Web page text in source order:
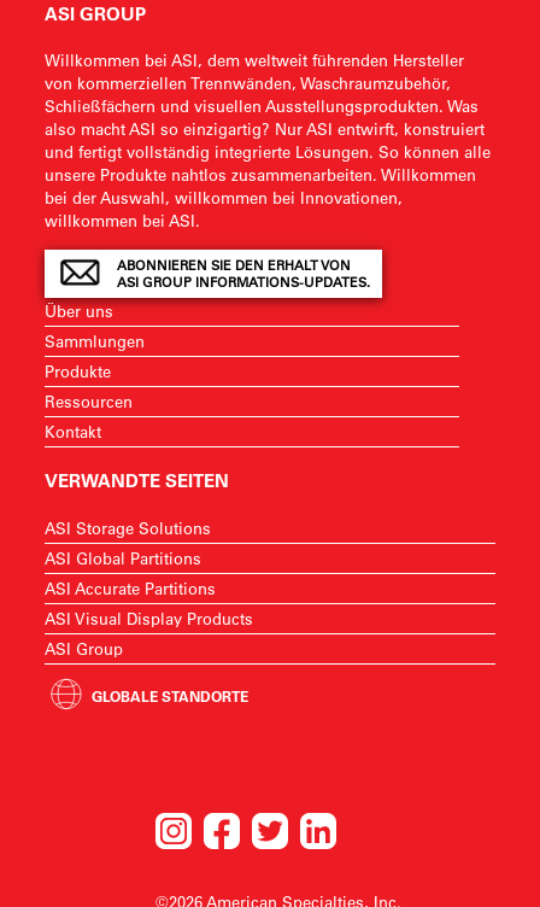
ASI GROUP
Willkommen bei ASI, dem weltweit führenden Hersteller
von kommerziellen Trennwänden, Waschraumzubehör,
Schließfächern und visuellen Ausstellungsprodukten. Was
also macht ASI so einzigartig? Nur ASI entwirft, konstruiert
und fertigt vollständig integrierte Lösungen. So können alle
unsere Produkte nahtlos zusammenarbeiten. Willkommen
bei der Auswahl, willkommen bei Innovationen,
willkommen bei ASI.
ABONNIEREN SIE DEN ERHALT VON
ASI GROUP INFORMATIONS-UPDATES.
Über uns
Sammlungen
Produkte
Ressourcen
Kontakt
VERWANDTE SEITEN
ASI Storage Solutions
ASI Global Partitions
ASI Accurate Partitions
ASI Visual Display Products
ASI Group
GLOBALE STANDORTE
©2026 American Specialties, Inc.